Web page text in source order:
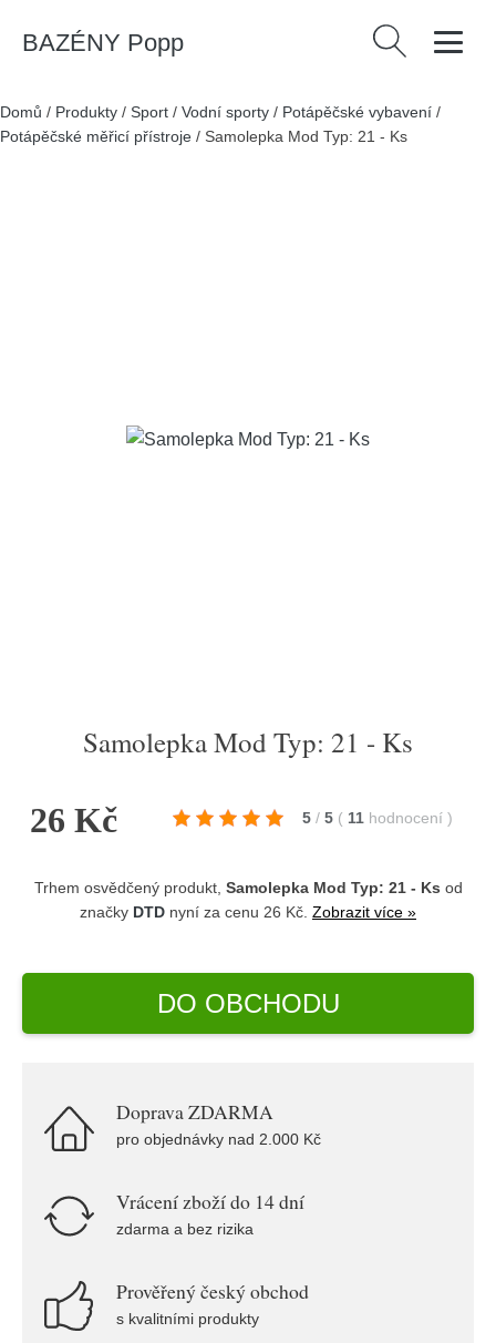
BAZÉNY Popp Vyhledávání
Domů / Produkty / Sport / Vodní sporty / Potápěčské vybavení /
Potápěčské měřicí přístroje / Samolepka Mod Typ: 21 - Ks
Samolepka Mod Typ: 21 - Ks
26 Kč 5 / 5 ( 11 hodnocení )
Trhem osvědčený produkt, Samolepka Mod Typ: 21 - Ks od
značky DTD nyní za cenu 26 Kč. Zobrazit více »
DO OBCHODU
Doprava ZDARMA
pro objednávky nad 2.000 Kč
Vrácení zboží do 14 dní
zdarma a bez rizika
Prověřený český obchod
s kvalitními produkty